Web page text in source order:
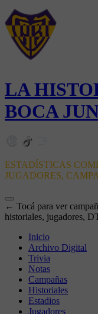
LA
BOCA
ESTADÍSTICAS
JUGADORES,
← Tocá para ver
historiales, jugadores,
Inicio
Archivo Digital
Trivia
Notas
Campañas
Historiales
Estadios
Jugadores